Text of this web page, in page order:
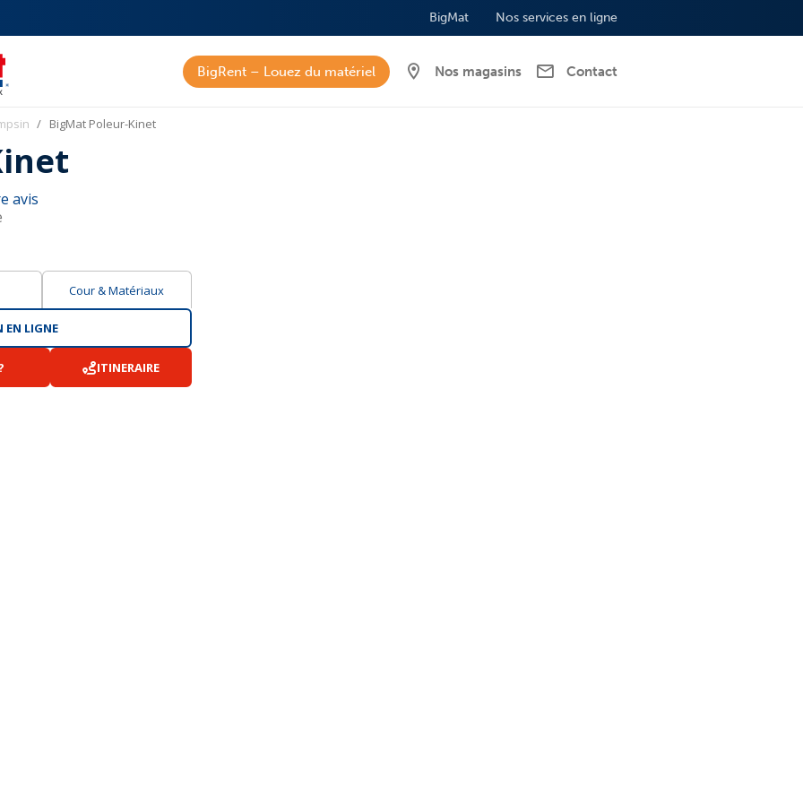
BigMat Nos services en ligne
Nos magasins Contact
BigRent – Louez du matériel
BigMat Poleur-Kinet
avis
Cour & Matériaux
EN LIGNE
ITINERAIRE